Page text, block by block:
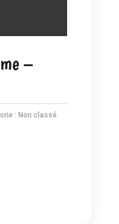
–
: Non classé